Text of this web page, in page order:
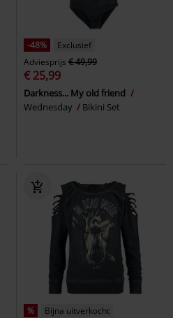
-48%
Exclusief
Adviesprijs € 49,99
€ 25,99
Darkness... My old friend
Wednesday
Bikini Set
% Bijna uitverkocht